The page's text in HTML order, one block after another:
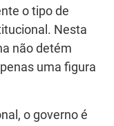
o tipo de
Nesta
não detém
uma figura
o governo é